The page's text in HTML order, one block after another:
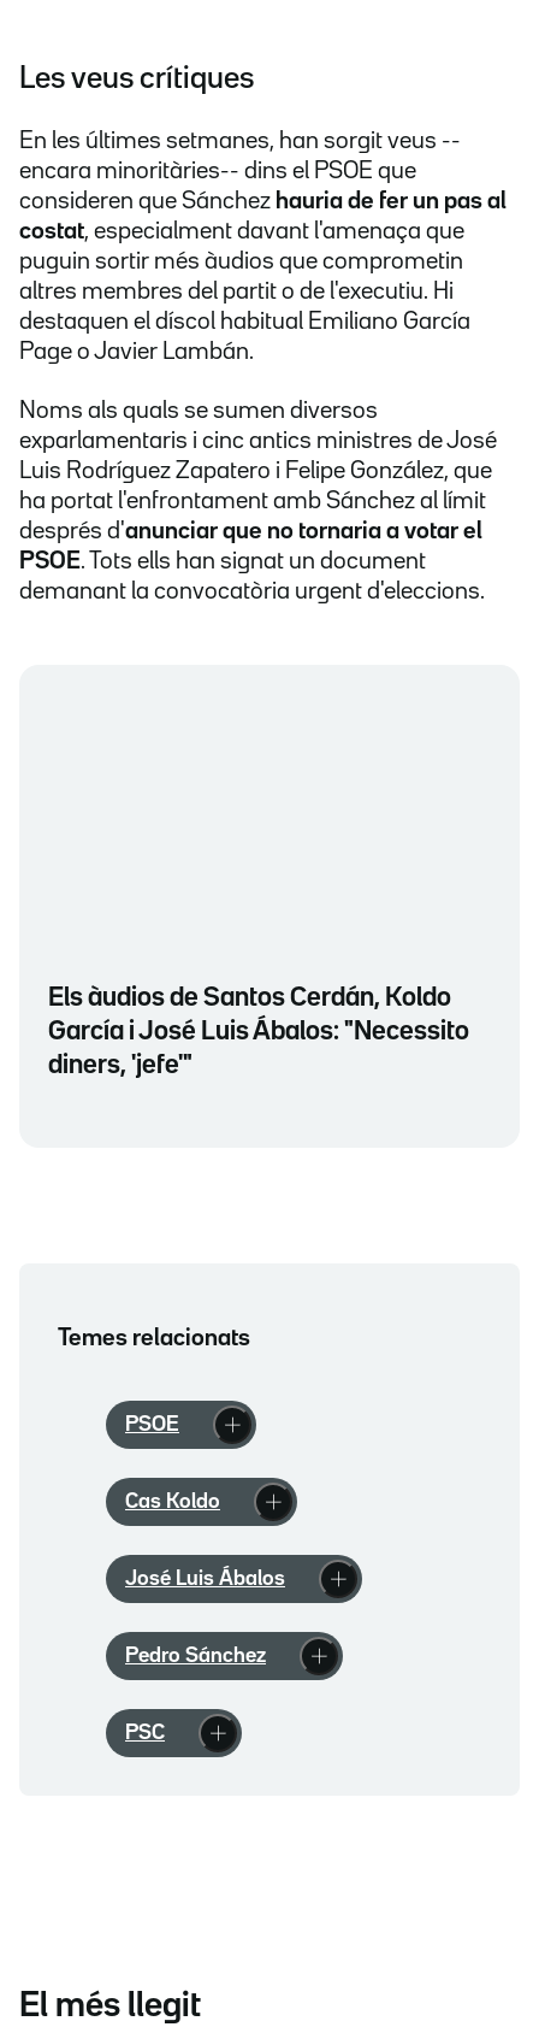
Les veus crítiques
En les últimes setmanes, han sorgit veus --
encara minoritàries-- dins el PSOE que
consideren que Sánchez hauria de fer un pas al
costat, especialment davant l'amenaça que
puguin sortir més àudios que comprometin
altres membres del partit o de l'executiu. Hi
destaquen el díscol habitual Emiliano García
Page o Javier Lambán.
Noms als quals se sumen diversos
exparlamentaris i cinc antics ministres de José
Luis Rodríguez Zapatero i Felipe González, que
ha portat l'enfrontament amb Sánchez al límit
després d'anunciar que no tornaria a votar el
PSOE. Tots ells han signat un document
demanant la convocatòria urgent d'eleccions.
Els àudios de Santos Cerdán, Koldo
García i José Luis Ábalos: "Necessito
diners, 'jefe'"
Temes relacionats
PSOE
Cas Koldo
José Luis Ábalos
Pedro Sánchez
PSC
El més llegit